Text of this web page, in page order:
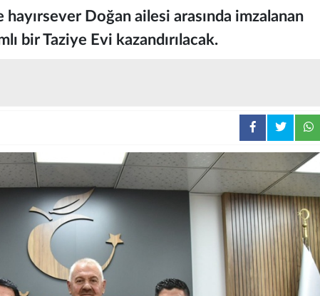
Doğan ailesi arasında imzalanan
bir Taziye Evi kazandırılacak.